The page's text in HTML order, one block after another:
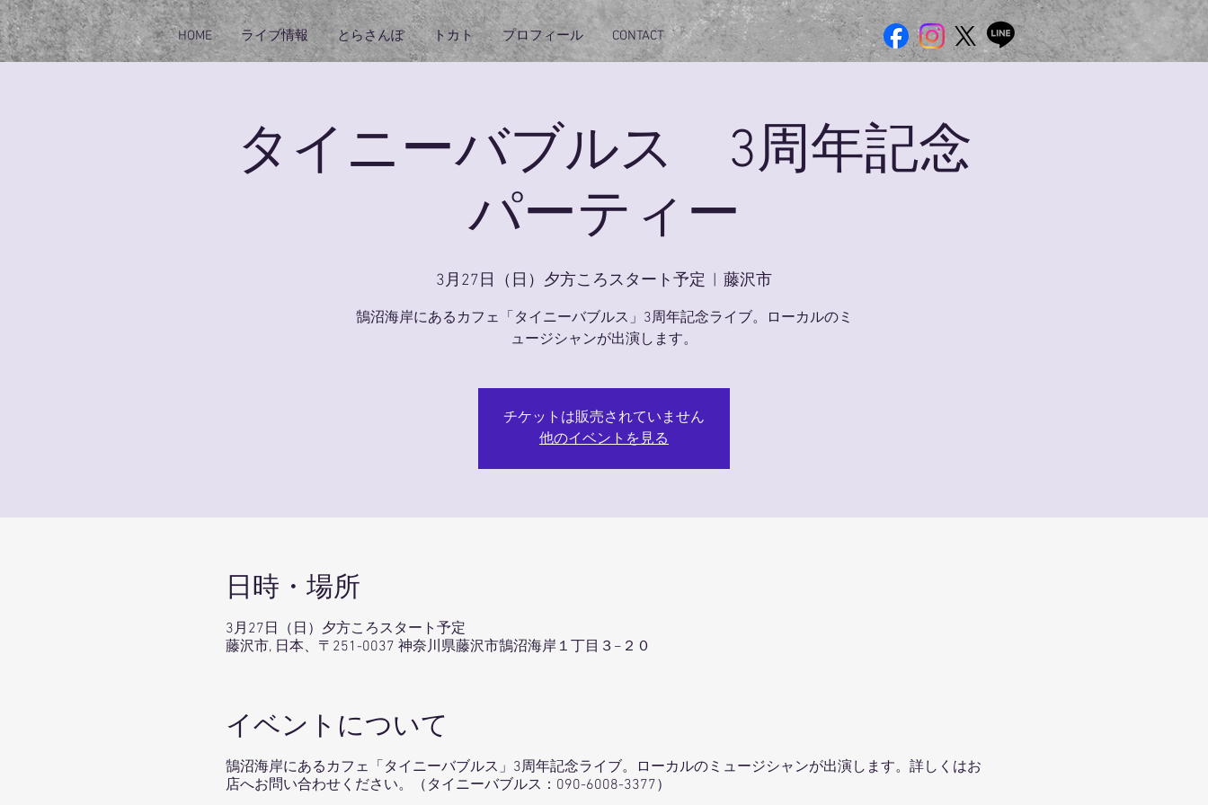
HOME ライブ情報 とらさんぽ トカト プロフィール CONTACT
タイニーバブルス 3周年記念
パーティー
3月27日（日）夕方ころスタート予定 藤沢市
鵠沼海岸にあるカフェ「タイニーバブルス」3周年記念ライブ。ローカルのミ
ュージシャンが出演します。
チケットは販売されていません
他のイベントを見る
日時・場所
3月27日（日）夕方ころスタート予定
藤沢市, 日本、〒251-0037 神奈川県藤沢市鵠沼海岸１丁目３−２０
イベントについて
鵠沼海岸にあるカフェ「タイニーバブルス」3周年記念ライブ。ローカルのミュージシャンが出演します。詳しくはお
店へお問い合わせください。（タイニーバブルス：090-6008-3377）